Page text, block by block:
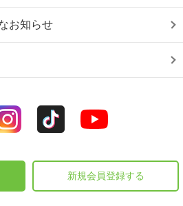
お知らせ
新規会員登録する